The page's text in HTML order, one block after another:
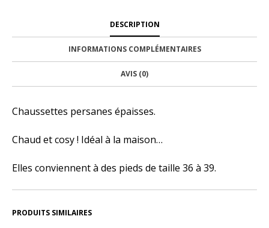
DESCRIPTION
INFORMATIONS COMPLÉMENTAIRES
AVIS (0)
Chaussettes persanes épaisses.
Chaud et cosy ! Idéal à la maison…
Elles conviennent à des pieds de taille 36 à 39.
PRODUITS SIMILAIRES